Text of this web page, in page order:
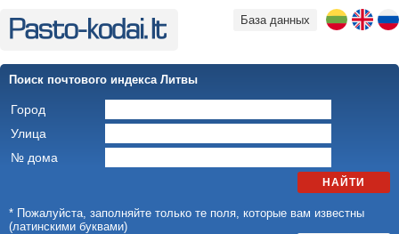
База данных
Поиск почтового индекса Литвы
Город
Улица
№ дома
НАЙТИ
* Пожалуйста, заполняйте только те поля, которые вам известны
(латинскими буквами)